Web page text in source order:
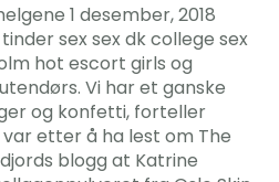
1 desember, 2018
sex sex dk college sex
hot escort girls og
Vi har et ganske
og konfetti, forteller
etter å ha lest om The
blogg at Katrine